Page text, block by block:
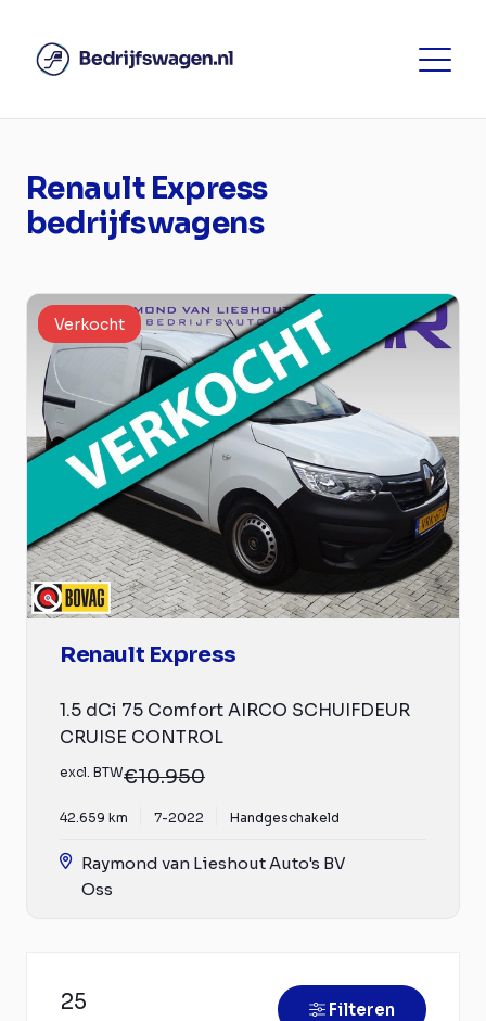
Renault Express
bedrijfswagens
Verkocht
Renault Express
1.5 dCi 75 Comfort AIRCO SCHUIFDEUR
CRUISE CONTROL
excl. BTW€10.950
42.659 km 7-2022 Handgeschakeld
Raymond van Lieshout Auto's BV
Oss
25
Filteren